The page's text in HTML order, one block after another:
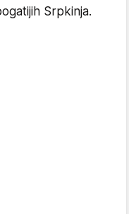
Srpkinja.